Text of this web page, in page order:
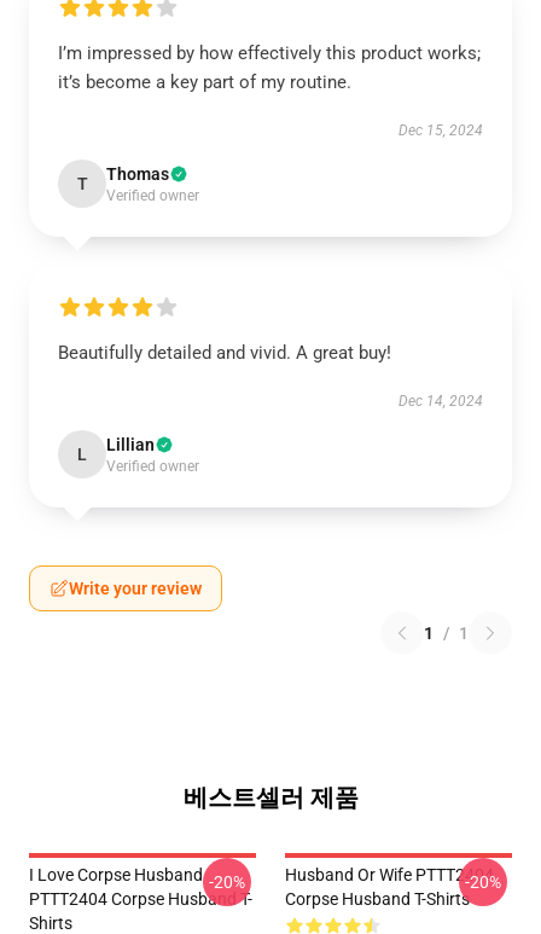
I’m impressed by how effectively this product works;
it’s become a key part of my routine.
Dec 15, 2024
T Thomas
Verified owner
Beautifully detailed and vivid. A great buy!
Dec 14, 2024
L Lillian
Verified owner
Write your review
1 / 1
베스트셀러 제품
I Love Corpse Husband
PTTT2404 Corpse Husband T-
Shirts
-20%
Husband Or Wife PTTT2404
Corpse Husband T-Shirts
-20%